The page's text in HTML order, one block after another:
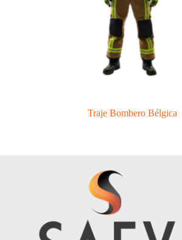
Traje Bombero Bélgica